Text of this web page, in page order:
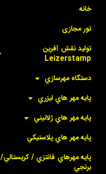
خانه
تور مجازی
توليد نقش آفرين
Leizerstamp
دستگاه مهرسازي
پايه مهر هاي ليزري
پايه مهر هاي ژلاتيني
پايه مهر هاي پلاستيکي
پايه مهرهاي فانتزي / کريستالي/
برنجي